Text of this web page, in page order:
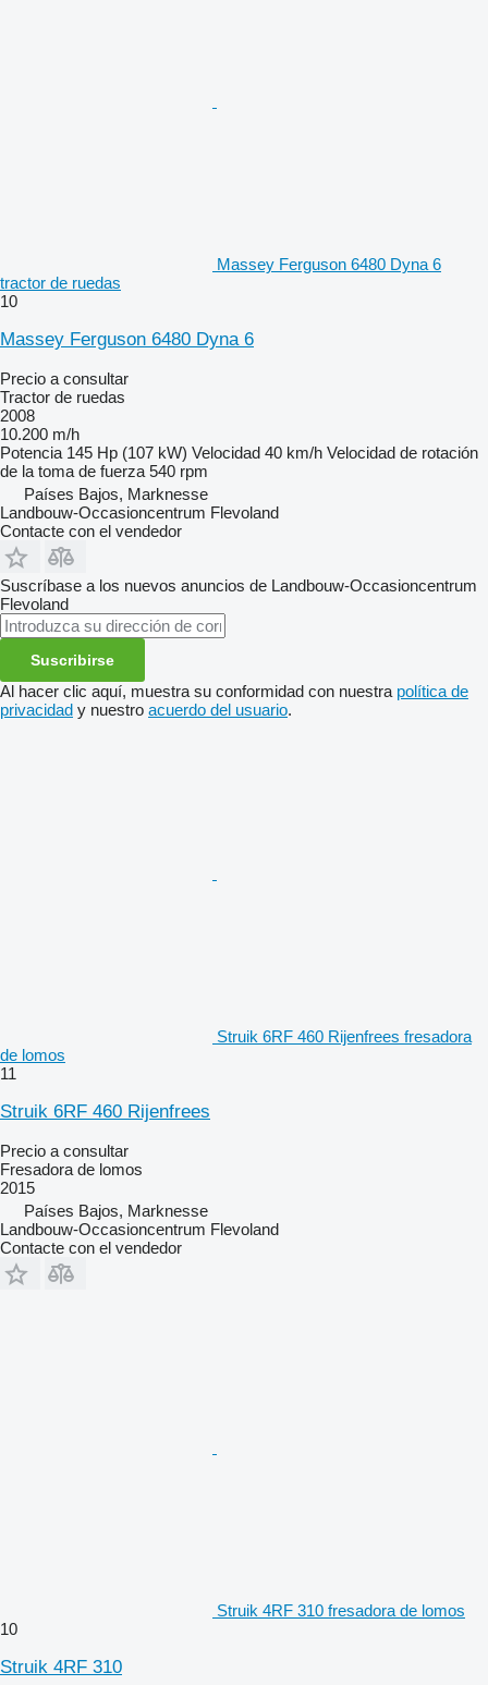
Massey Ferguson 6480 Dyna 6
tractor de ruedas
10
Massey Ferguson 6480 Dyna 6
Precio a consultar
Tractor de ruedas
2008
10.200 m/h
Potencia 145 Hp (107 kW) Velocidad 40 km/h Velocidad de rotación
de la toma de fuerza 540 rpm
Países Bajos, Marknesse
Landbouw-Occasioncentrum Flevoland
Contacte con el vendedor
Suscríbase a los nuevos anuncios de Landbouw-Occasioncentrum
Flevoland
Suscribirse
Al hacer clic aquí, muestra su conformidad con nuestra política de
privacidad y nuestro acuerdo del usuario.
Struik 6RF 460 Rijenfrees fresadora
de lomos
11
Struik 6RF 460 Rijenfrees
Precio a consultar
Fresadora de lomos
2015
Países Bajos, Marknesse
Landbouw-Occasioncentrum Flevoland
Contacte con el vendedor
Struik 4RF 310 fresadora de lomos
10
Struik 4RF 310